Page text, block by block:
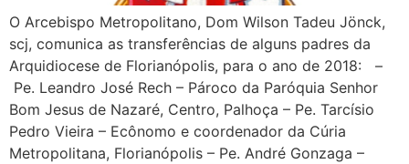
O Arcebispo Metropolitano, Dom Wilson Tadeu Jönck,
scj, comunica as transferências de alguns padres da
Arquidiocese de Florianópolis, para o ano de 2018: –
Pe. Leandro José Rech – Pároco da Paróquia Senhor
Bom Jesus de Nazaré, Centro, Palhoça – Pe. Tarcísio
Pedro Vieira – Ecônomo e coordenador da Cúria
Metropolitana, Florianópolis – Pe. André Gonzaga –